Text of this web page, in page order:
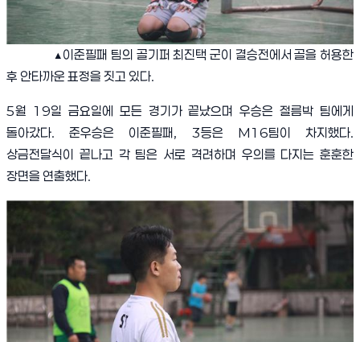
▲이준필패 팀의 골기퍼 최진택 군이 결승전에서 골을 허용한
후 안타까운 표정을 짓고 있다.
5월 19일 금요일에 모든 경기가 끝났으며 우승은 절름박 팀에게
돌아갔다.준우승은 이준필패 , 3등은 M16팀이 차지했다.
상금전달식이 끝나고 각 팀은 서로 격려하며 우의를 다지는 훈훈한
장면을 연출했다.